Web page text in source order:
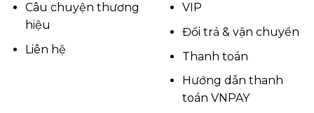
Câu chuyện thương
hiệu
Liên hệ
VIP
Đổi trả & vận chuyển
Thanh toán
Hướng dẫn thanh
toán VNPAY